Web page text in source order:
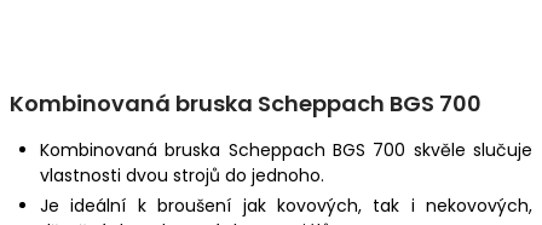
Kombinovaná bruska Scheppach BGS 700
Kombinovaná bruska Scheppach BGS 700 skvěle slučuje
vlastnosti dvou strojů do jednoho.
Je ideální k broušení jak kovových, tak i nekovových,